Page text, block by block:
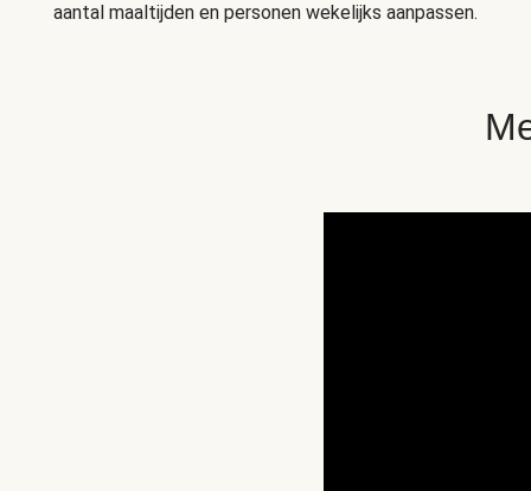
aantal maaltijden en personen wekelijks aanpassen.